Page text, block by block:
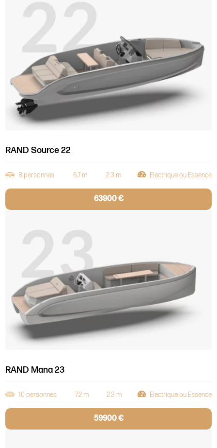
RAND Source 22
8 personnes 6.7 m 2.3 m Electrique ou Essence
63900 €
RAND Mana 23
10 personnes 7.2 m 2.3 m Electrique ou Essence
59900 €